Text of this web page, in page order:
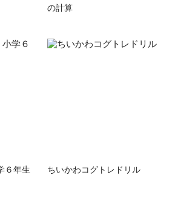
の計算
６年生
ちいかわコグトレドリル